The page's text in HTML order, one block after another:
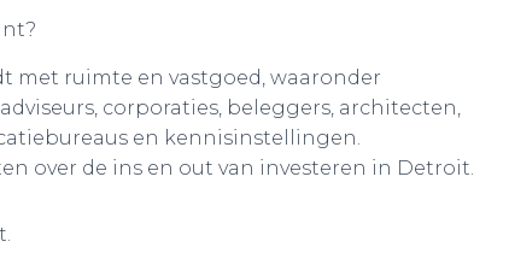
met ruimte en vastgoed, waaronder
corporaties, beleggers, architecten,
en kennisinstellingen.
over de ins en out van investeren in Detroit.